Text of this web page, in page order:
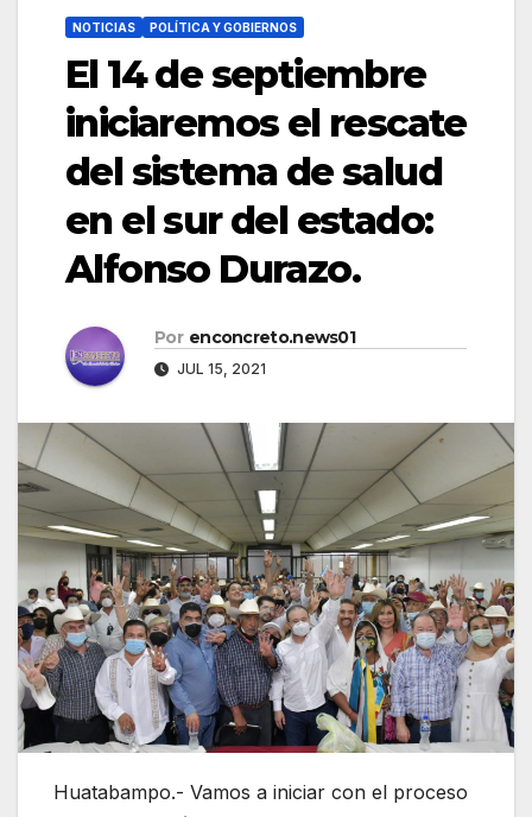
NOTICIAS POLÍTICA Y GOBIERNOS
El 14 de septiembre
iniciaremos el rescate
del sistema de salud
en el sur del estado:
Alfonso Durazo.
Por enconcreto.news01
JUL 15, 2021
Huatabampo.- Vamos a iniciar con el proceso